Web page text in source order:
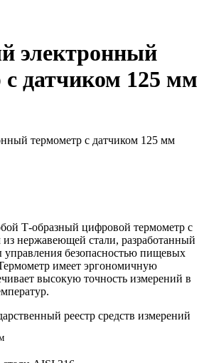
электронный
с датчиком 125 мм
Т-образный цифровой термометр с
нержавеющей стали, разработанный
управления безопасностью пищевых
имеет эргономичную
высокую точность измерений в
реестр средств измерений